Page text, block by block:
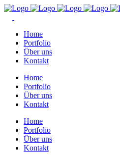
Home
Portfolio
Über uns
Kontakt
Home
Portfolio
Über uns
Kontakt
Home
Portfolio
Über uns
Kontakt